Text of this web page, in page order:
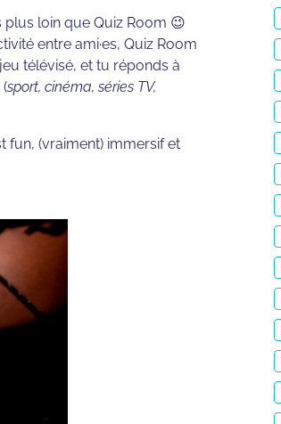
plus loin que Quiz Room 😉
entre ami·es, Quiz Room
télévisé, et tu réponds à
sport, cinéma, séries TV,
fun, (vraiment) immersif et